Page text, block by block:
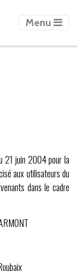
Menu
21 juin 2004 pour la
aux utilisateurs du
dans le cadre